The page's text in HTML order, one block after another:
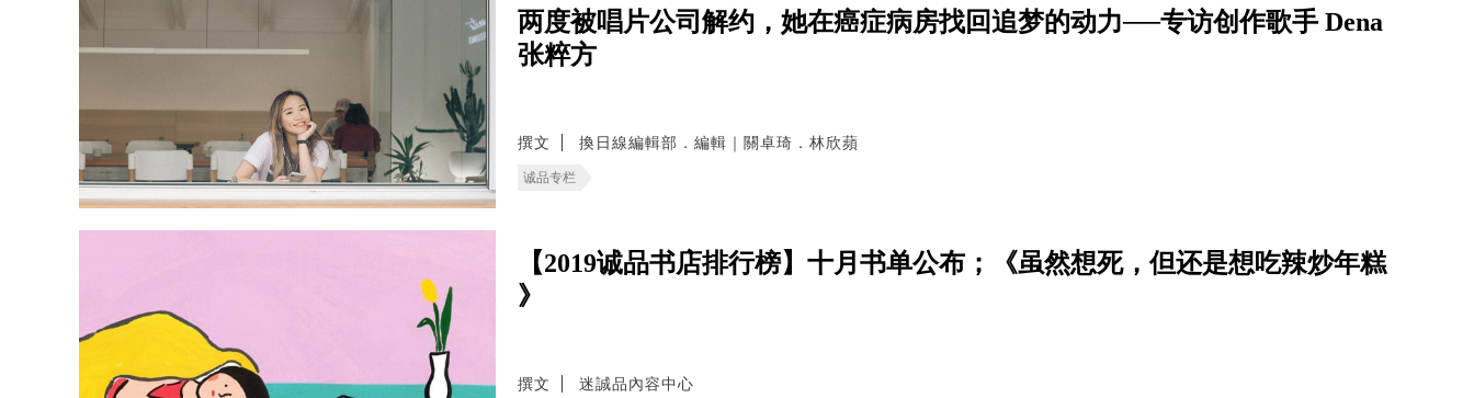
两度被唱片公司解约，她在癌症病房找回追梦的动力──专访创作歌手 Dena
张粹方
撰文 換日線編輯部．編輯｜關卓琦．林欣蘋
诚品专栏
【2019诚品书店排行榜】十月书单公布；《虽然想死，但还是想吃辣炒年糕
》
撰文 迷誠品內容中心